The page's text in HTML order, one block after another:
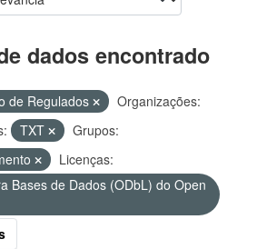
dados encontrado
de Regulados
Organizações:
TXT
Grupos:
Licenças:
Bases de Dados (ODbL) do Open